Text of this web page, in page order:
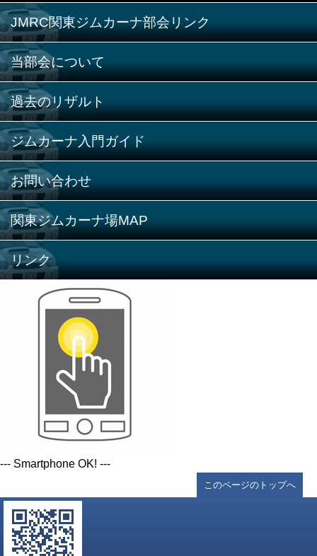
JMRC関東ジムカーナ部会リンク
当部会について
過去のリザルト
ジムカーナ入門ガイド
お問い合わせ
関東ジムカーナ場MAP
リンク
--- Smartphone OK! ---
このページのトップへ